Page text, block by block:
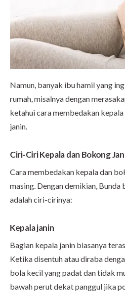
Namun, banyak ibu hamil yang
rumah, misalnya dengan
ketahui cara membedakan
janin.
Ciri-Ciri Kepala dan Bokong
Cara membedakan kepala dan
masing. Dengan demikian,
adalah ciri-cirinya:
Kepala janin
Bagian kepala janin biasanya
Ketika disentuh atau diraba
bola kecil yang padat dan tidak
bawah perut dekat panggul jika